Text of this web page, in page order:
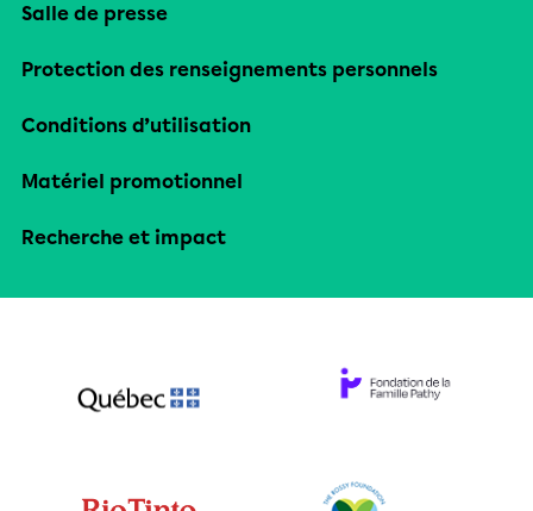
Salle de presse
Protection des renseignements personnels
Conditions d’utilisation
Matériel promotionnel
Recherche et impact